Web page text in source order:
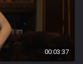
00:03:37